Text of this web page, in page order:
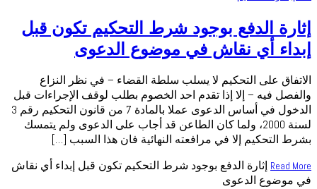
إثارة الدفع بوجود شرط التحكيم تكون قبل
إبداء أي نقاش في موضوع الدعوى
الاتفاق على التحكيم لا يسلب سلطة القضاء – في نظر النزاع
والفصل فيه – إلا إذا تقدم احد الخصوم بطلب لوقف الإجراءات قبل
الدخول في أساس الدعوى عملا بالمادة 7 من قانون التحكيم رقم 3
لسنة 2000، ولما كان الطاعن قد أجاب على الدعوى ولم يتمسك
بشرط التحكيم إلا في مرافعته النهائية فان هذا السبب […]
Read More إثارة الدفع بوجود شرط التحكيم تكون قبل إبداء أي نقاش
في موضوع الدعوى